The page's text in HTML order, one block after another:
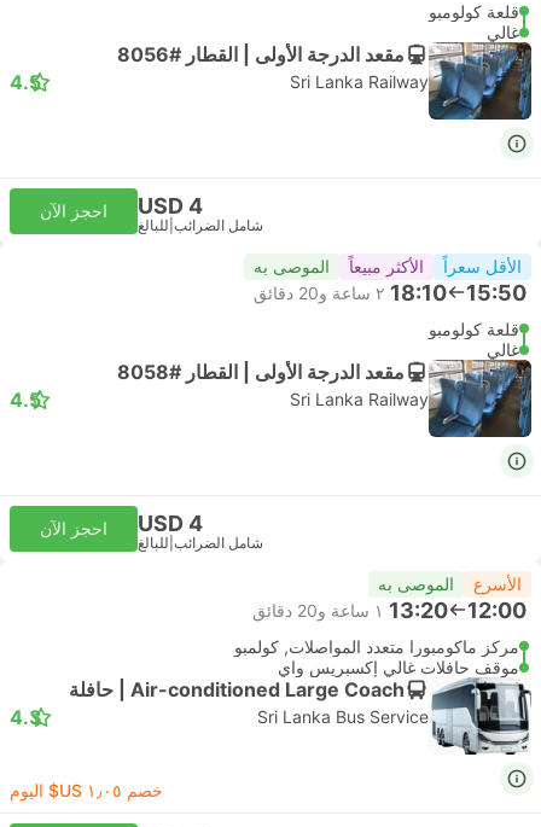
قلعة كولومبو
غالي
مقعد الدرجة الأولى | القطار #8056
Sri Lanka Railway
4.5
USD 4
شامل الضرائب للبالغ
احجز الآن
الأقل سعراً الأكثر مبيعاً الموصى به
15:50
18:10 ٢ ساعة و‫20 دقائق
قلعة كولومبو
غالي
مقعد الدرجة الأولى | القطار #8058
Sri Lanka Railway
4.5
USD 4
شامل الضرائب للبالغ
احجز الآن
الأسرع الموصى به
12:00
13:20 ١ ساعة و‫20 دقائق
مركز ماكومبورا متعدد المواصلات, كولمبو
موقف حافلات غالي إكسبريس واي
Air-conditioned Large Coach | حافلة
Sri Lanka Bus Service
4.3
خصم ١٫٠٥ US$ اليوم